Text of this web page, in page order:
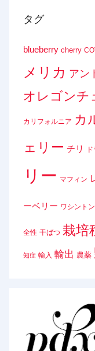
タグ
blueberry cherry
メリカ アン
オレゴンチ
カリフォルニア カ
ェリー チリ
リー マフィン
ーベリー ワシント
全性 干ばつ 栽培
知症 輸入 輸出 農薬